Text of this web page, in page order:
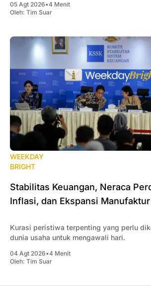
05 Agt 2026•4 Menit
Oleh: Tim Suar
WEEKDAY
BRIGHT
Stabilitas Keuangan, Neraca
Inflasi, dan Ekspansi Manufaktur
Kurasi peristiwa terpenting yang perlu
dunia usaha untuk mengawali hari.
04 Agt 2026•4 Menit
Oleh: Tim Suar